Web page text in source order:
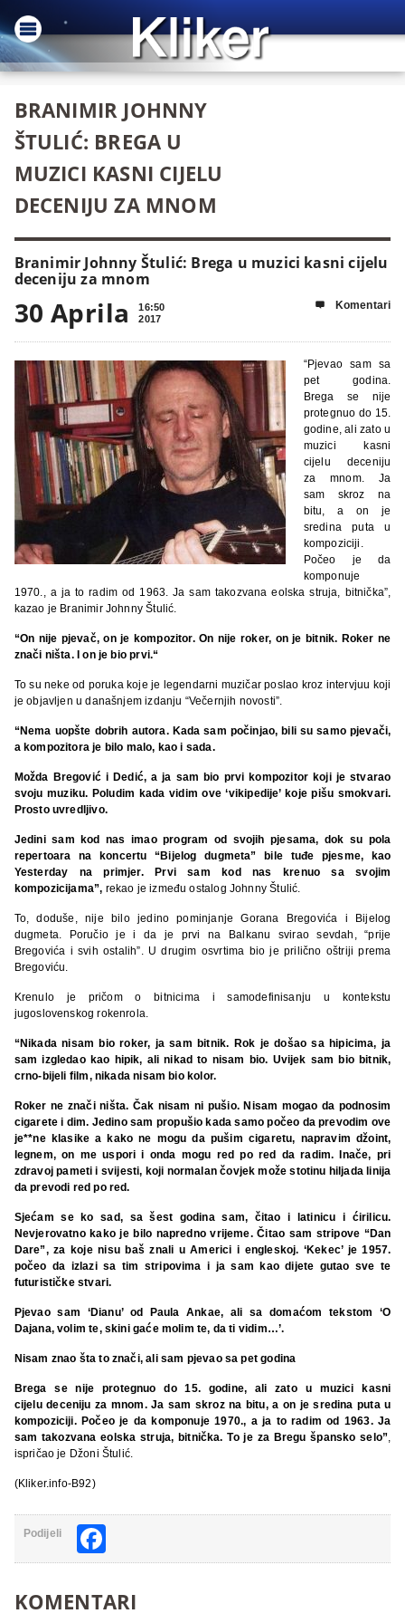
BRANIMIR JOHNNY
ŠTULIĆ: BREGA U
MUZICI KASNI CIJELU
DECENIJU ZA MNOM
Branimir Johnny Štulić: Brega u muzici kasni cijelu
deceniju za mnom
30 Aprila
16:50
2017
 Komentari
“Pjevao sam sa
pet godina.
Brega se nije
protegnuo do 15.
godine, ali zato u
muzici kasni
cijelu deceniju
za mnom. Ja
sam skroz na
bitu, a on je
sredina puta u
kompoziciji.
Počeo je da
komponuje
1970., a ja to radim od 1963. Ja sam takozvana eolska struja, bitnička”,
kazao je Branimir Johnny Štulić.
“On nije pjevač, on je kompozitor. On nije roker, on je bitnik. Roker ne
znači ništa. I on je bio prvi.“
To su neke od poruka koje je legendarni muzičar poslao kroz intervjuu koji
je objavljen u današnjem izdanju “Večernjih novosti”.
“Nema uopšte dobrih autora. Kada sam počinjao, bili su samo pjevači,
a kompozitora je bilo malo, kao i sada.
Možda Bregović i Dedić, a ja sam bio prvi kompozitor koji je stvarao
svoju muziku. Poludim kada vidim ove ‘vikipedije’ koje pišu smokvari.
Prosto uvredljivo.
Jedini sam kod nas imao program od svojih pjesama, dok su pola
repertoara na koncertu “Bijelog dugmeta” bile tuđe pjesme, kao
Yesterday na primjer. Prvi sam kod nas krenuo sa svojim
kompozicijama”, rekao je između ostalog Johnny Štulić.
To, doduše, nije bilo jedino pominjanje Gorana Bregovića i Bijelog
dugmeta. Poručio je i da je prvi na Balkanu svirao sevdah, “prije
Bregovića i svih ostalih”. U drugim osvrtima bio je prilično oštriji prema
Bregoviću.
Krenulo je pričom o bitnicima i samodefinisanju u kontekstu
jugoslovenskog rokenrola.
“Nikada nisam bio roker, ja sam bitnik. Rok je došao sa hipicima, ja
sam izgledao kao hipik, ali nikad to nisam bio. Uvijek sam bio bitnik,
crno-bijeli film, nikada nisam bio kolor.
Roker ne znači ništa. Čak nisam ni pušio. Nisam mogao da podnosim
cigarete i dim. Jedino sam propušio kada samo počeo da prevodim ove
je**ne klasike a kako ne mogu da pušim cigaretu, napravim džoint,
legnem, on me uspori i onda mogu red po red da radim. Inače, pri
zdravoj pameti i svijesti, koji normalan čovjek može stotinu hiljada linija
da prevodi red po red.
Sjećam se ko sad, sa šest godina sam, čitao i latinicu i ćirilicu.
Nevjerovatno kako je bilo napredno vrijeme. Čitao sam stripove “Dan
Dare”, za koje nisu baš znali u Americi i engleskoj. ‘Kekec’ je 1957.
počeo da izlazi sa tim stripovima i ja sam kao dijete gutao sve te
futurističke stvari.
Pjevao sam ‘Dianu’ od Paula Ankae, ali sa domaćom tekstom ‘O
Dajana, volim te, skini gaće molim te, da ti vidim…’.
Nisam znao šta to znači, ali sam pjevao sa pet godina
Brega se nije protegnuo do 15. godine, ali zato u muzici kasni
cijelu deceniju za mnom. Ja sam skroz na bitu, a on je sredina puta u
kompoziciji. Počeo je da komponuje 1970., a ja to radim od 1963. Ja
sam takozvana eolska struja, bitnička. To je za Bregu špansko selo”
ispričao je Džoni Štulić.
(Kliker.info-B92)
Podijeli
KOMENTARI